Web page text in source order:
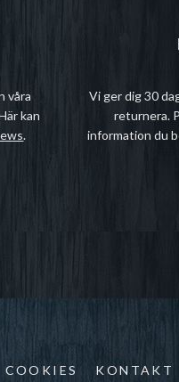
våra
kan
.
Vi ger dig 30
returnera.
information du
COOKIES KONTAKT